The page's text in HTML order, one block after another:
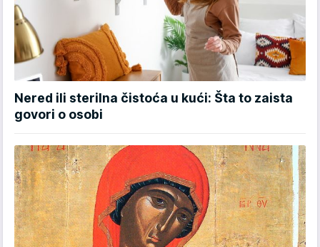
Nered ili sterilna čistoća u kući: Šta to zaista
govori o osobi